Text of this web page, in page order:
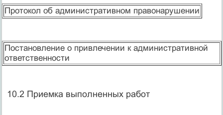
Протокол об административном правонарушении
Постановление о привлечении к административной
ответственности
10.2 Приемка выполненных работ